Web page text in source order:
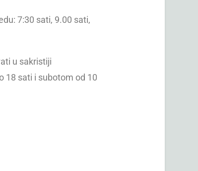
7:30 sati, 9.00 sati,
u sakristiji
18 sati i subotom od 10